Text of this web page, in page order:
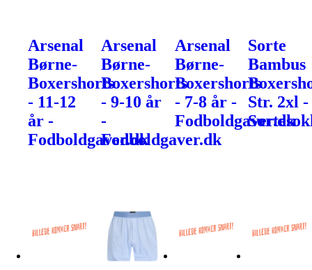
Arsenal
Børne-
Boxershorts
- 11-12
år -
Fodboldgaver.dk
Arsenal
Børne-
Boxershorts
- 9-10 år
-
Fodboldgaver.dk
Arsenal
Børne-
Boxershorts
- 7-8 år -
Fodboldgaver.dk
Sorte
Bambus
Str. 2xl -